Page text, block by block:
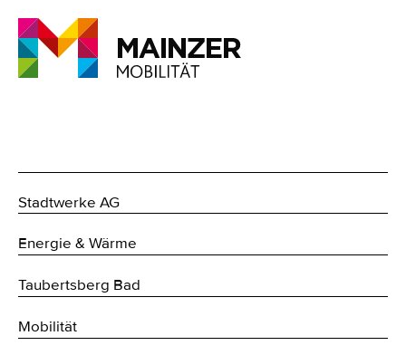
Stadtwerke AG
Energie & Wärme
Taubertsberg Bad
Mobilität